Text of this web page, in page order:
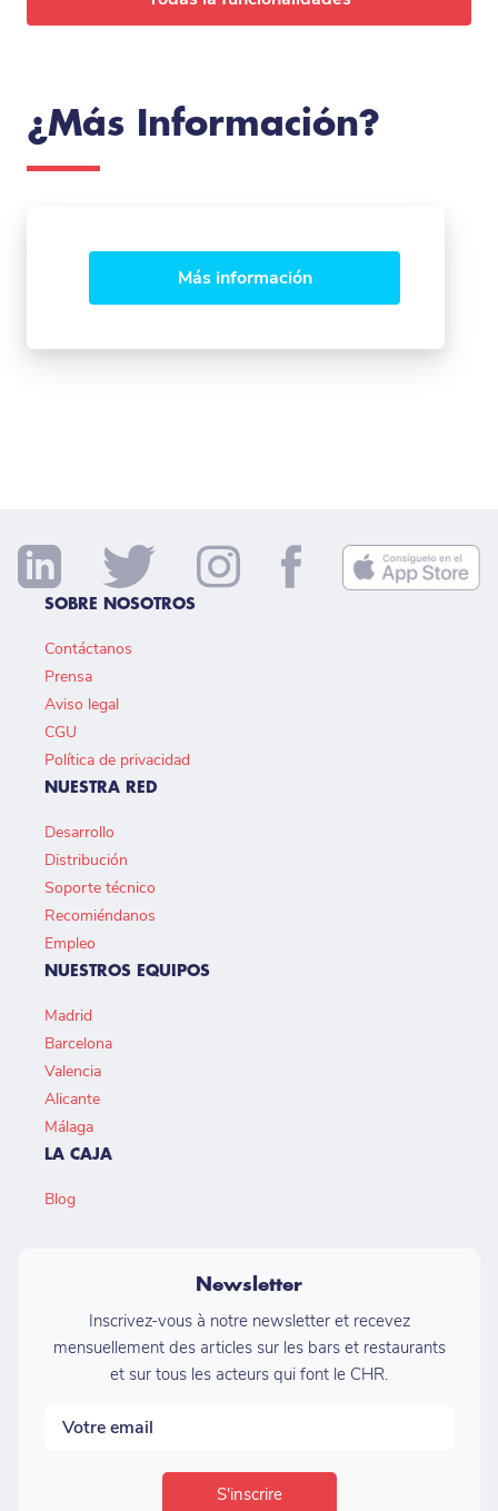
¿Más Información?
Más información
SOBRE NOSOTROS
Contáctanos
Prensa
Aviso legal
CGU
Política de privacidad
NUESTRA RED
Desarrollo
Distribución
Soporte técnico
Recomiéndanos
Empleo
NUESTROS EQUIPOS
Madrid
Barcelona
Valencia
Alicante
Málaga
LA CAJA
Blog
Newsletter
Inscrivez-vous à notre newsletter et recevez
mensuellement des articles sur les bars et restaurants
et sur tous les acteurs qui font le CHR.